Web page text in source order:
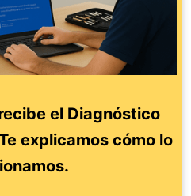
el Diagnóstico
explicamos cómo lo